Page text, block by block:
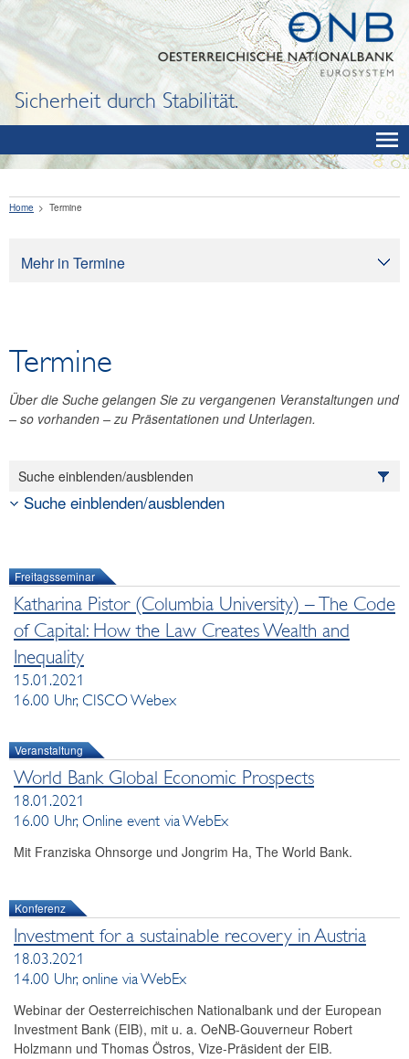
Sicherheit durch Stabilität.
Mehr in Termine
Home Termine
Termine
Über die Suche gelangen Sie zu vergangenen Veranstaltungen und
– so vorhanden – zu Präsentationen und Unterlagen.
Suche einblenden/ausblenden
Suche einblenden/ausblenden
Freitagsseminar
Katharina Pistor (Columbia University) – The Code
of Capital: How the Law Creates Wealth and
Inequality
15.01.2021
16.00 Uhr, CISCO Webex
Veranstaltung
World Bank Global Economic Prospects
18.01.2021
16.00 Uhr, Online event via WebEx
Mit Franziska Ohnsorge und Jongrim Ha, The World Bank.
Konferenz
Investment for a sustainable recovery in Austria
18.03.2021
14.00 Uhr, online via WebEx
Webinar der Oesterreichischen Nationalbank und der European
Investment Bank (EIB), mit u. a. OeNB-Gouverneur Robert
Holzmann und Thomas Östros, Vize-Präsident der EIB.